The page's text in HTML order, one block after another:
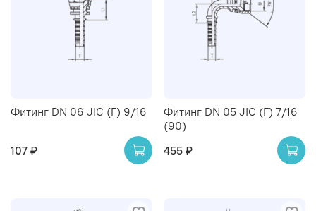
Фитинг DN 06 JIC (Г) 9/16
107 ₽
Фитинг DN 05 JIC (Г) 7/16
(90)
455 ₽